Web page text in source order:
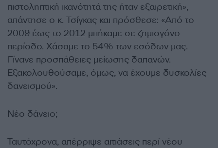
πιστοληπτική ικανότητά της ήταν εξαιρετική»,
απάντησε ο κ. Τσίγκας και πρόσθεσε: «Από το
2009 έως το 2012 μπήκαμε σε ζημιογόνο
περίοδο. Χάσαμε το 54% των εσόδων μας.
Γίνανε προσπάθειες μείωσης δαπανών.
Εξακολουθούσαμε, όμως, να έχουμε δυσκολίες
δανεισμού».
Νέο δάνειο;
Ταυτόχρονα, απέρριψε αιτιάσεις περί νέου